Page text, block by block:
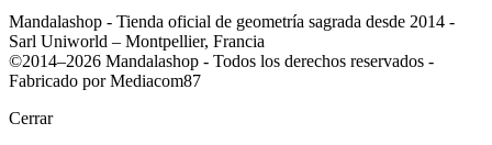
Mandalashop - Tienda oficial de geometría sagrada desde 2014 -
Sarl Uniworld – Montpellier, Francia
©2014–2026 Mandalashop - Todos los derechos reservados -
Fabricado por Mediacom87
Cerrar